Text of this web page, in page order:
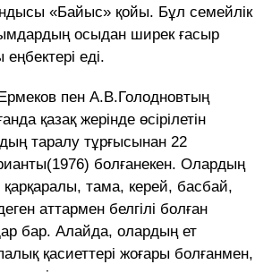
«Байыс» қойы. Бұл семейлік
осыдан ширек ғасыр
еді.
пен А.В.Голодновтың
қазақ жерінде өсірілетін
таралу тұрғысынан 22
болғанекен. Олардың
қарқаралы, тама, керей, басбай,
аттармен белгілі болған
бар. Алайда, олардың ет
қасиеттері жоғары болғанмен,